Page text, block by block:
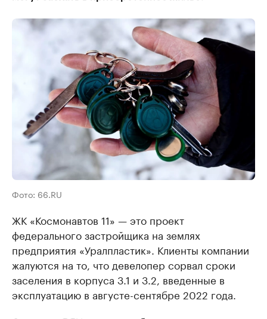
Фото: 66.RU
ЖК «Космонавтов 11» — это проект
федерального застройщика на землях
предприятия «Уралпластик». Клиенты компании
жалуются на то, что девелопер сорвал сроки
заселения в корпуса 3.1 и 3.2, введенные в
эксплуатацию в августе-сентябре 2022 года.